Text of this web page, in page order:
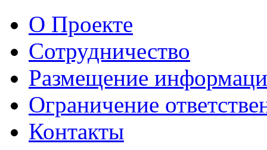
О Проекте
Сотрудничество
Размещение
Ограничение
Контакты